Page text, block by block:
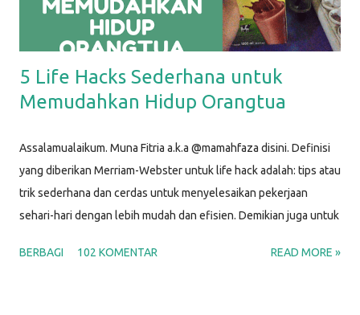
5 Life Hacks Sederhana untuk
Memudahkan Hidup Orangtua
Assalamualaikum. Muna Fitria a.k.a @mamahfaza disini. Definisi
yang diberikan Merriam-Webster untuk life hack adalah: tips atau
trik sederhana dan cerdas untuk menyelesaikan pekerjaan
sehari-hari dengan lebih mudah dan efisien. Demikian juga untuk
membantu menyelesaikan masalah yang biasa kita hadapi dalam
BERBAGI 102 KOMENTAR READ MORE »